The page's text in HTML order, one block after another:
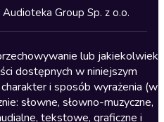
Group Sp. z o.o.
lub jakiekolwiek
dostępnych w niniejszym
i sposób wyrażenia (w
słowne, słowno-muzyczne,
tekstowe, graficzne i